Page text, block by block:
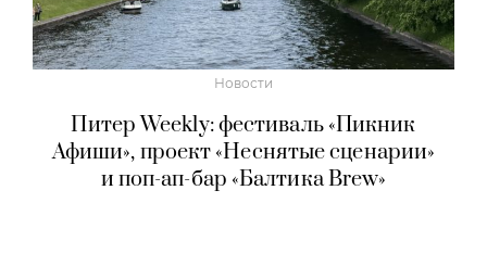
Новости
Питер Weekly: фестиваль «Пикник
Афиши», проект «Неснятые сценарии»
и поп-ап-бар «Балтика Brew»